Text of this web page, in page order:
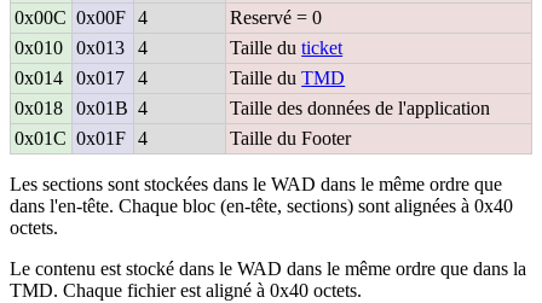
0x00C 0x00F 4
Reservé = 0
0x010
0x013 4 Taille duticket
0x014
0x017 4 Taille duTMD
0x018
0x01B 4
Taille des données de l'application
0x01C 0x01F 4 Taille du Footer
Les sections sont stockées dans le WAD dans le même ordre que
dans l'en-tête. Chaque bloc (en-tête, sections) sont alignées à 0x40
octets.
Le contenu est stocké dans le WAD dans le même ordre que dans la
TMD. Chaque fichier est aligné à 0x40 octets.